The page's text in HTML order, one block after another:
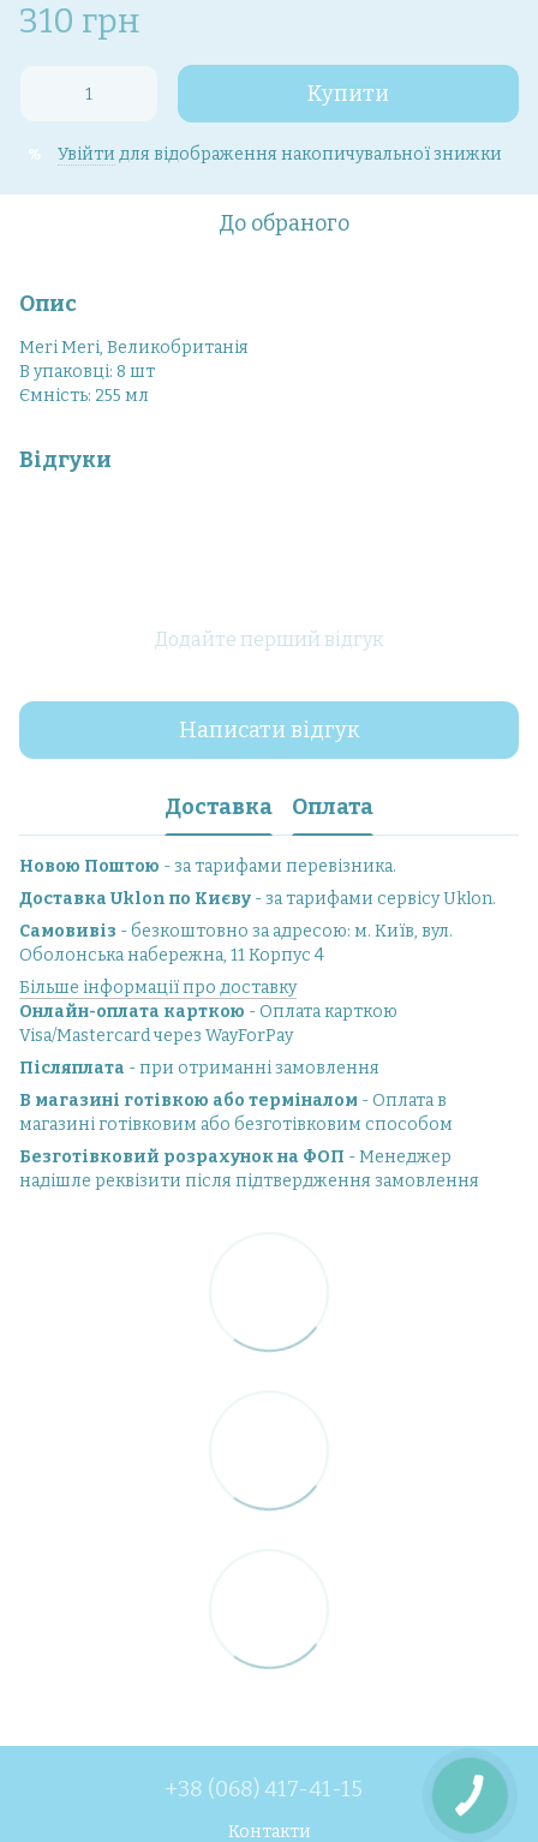
310 грн
Купити
% Увійти для відображення накопичувальної знижки
До обраного
Опис
Meri Meri, Великобританія
В упаковці: 8 шт
Ємність: 255 мл
Відгуки
Додайте перший відгук
Написати відгук
Доставка Оплата
Новою Поштою - за тарифами перевізника.
Доставка Uklon по Києву - за тарифами сервісу Uklon.
Самовивіз - безкоштовно за адресою: м. Київ, вул.
Оболонська набережна, 11 Корпус 4
Більше інформації про доставку
Онлайн-оплата карткою - Оплата карткою
Visa/Mastercard через WayForPay
Післяплата - при отриманні замовлення
В магазині готівкою або терміналом - Оплата в
магазині готівковим або безготівковим способом
Безготівковий розрахунок на ФОП - Менеджер
надішле реквізити після підтвердження замовлення
+38 (068) 417-41-15
Контакти